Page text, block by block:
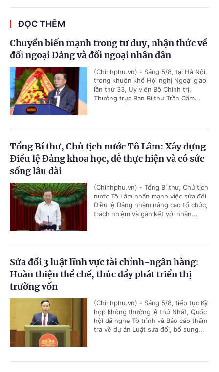
ĐỌC THÊM
Chuyển biến mạnh trong tư duy, nhận thức về
đối ngoại Đảng và đối ngoại nhân dân
(Chinhphu.vn) - Sáng 5/8, tại Hà Nội,
trong khuôn khổ Hội nghị Ngoại giao
lần thứ 33, Ủy viên Bộ Chính trị,
Thường trực Ban Bí thư Trần Cẩm...
Tổng Bí thư, Chủ tịch nước Tô Lâm: Xây dựng
Điều lệ Đảng khoa học, dễ thực hiện và có sức
sống lâu dài
(Chinhphu.vn) - Tổng Bí thư, Chủ tịch
nước Tô Lâm nhấn mạnh việc sửa đổi
Điều lệ Đảng nhằm nâng cao tổ chức,
trách nhiệm và gắn kết với nhân...
Sửa đổi 3 luật lĩnh vực tài chính-ngân hàng:
Hoàn thiện thể chế, thúc đẩy phát triển thị
trường vốn
(Chinhphu.vn) - Sáng 5/8, tiếp tục Kỳ
họp không thường lệ thứ Nhất, Quốc
hội đã nghe Tờ trình và Báo cáo thẩm
tra về dự án Luật sửa đổi, bổ sung...